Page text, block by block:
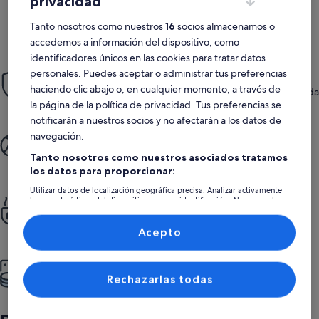
2 huéspedes · 1 habitación
9,09,0 de 10
Impresionante
impresionante
(43 comentarios)
Tranquilidad
Aprovecha nuestra Garantía Reserva con Confianza, que te brinda
atención 24/7.
Más tiempo para disfrutar
Regálate un viaje sin complicaciones: desde que reservas hasta
que llegas a tu destino.
Siéntete como en casa
Disfruta de cocinas totalmente equipadas, piscinas, terrazas y
Más por menos
Más espacio, más privacidad, más servicios y ¡una mejor relación
calidad-precio!
Tanto nosotros como nuestros16 socios almacenamos o
accedemos a información del dispositivo, como
identificadores únicos en las cookies para tratar datos
personales. Puedes aceptar o administrar tus preferencias
haciendo clic abajo o, en cualquier momento, a través de
la página de la política de privacidad. Tus preferencias se
notificarán a nuestros socios y no afectarán a los datos de
navegación.
Tanto nosotros como nuestros asociados tratamos
los datos para proporcionar:
Utilizar datos de localización geográfica precisa. Analizar activamente
las características del dispositivo para su identificación. Almacenar la
contenido personalizados, medición de publicidad y contenido,
investigación de audiencia y desarrollo de servicios.
Rechazarlas todas
Acepto